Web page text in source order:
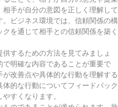
手が自分の意図を正しく理解して
ビジネス環境では、信頼関係の構
を通じて相手との信頼関係を築く
するための方法を見てみましょ
明確な内容であることが重要で
改善点や具体的な行動を理解する
的な行動についてフィードバック
すくなります。